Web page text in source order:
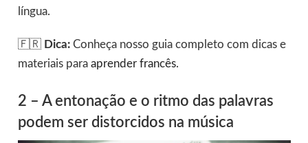
língua.
🇫🇷 Dica: Conheça nosso guia completo com dicas e
materiais para aprender francês.
2 – A entonação e o ritmo das palavras
podem ser distorcidos na música